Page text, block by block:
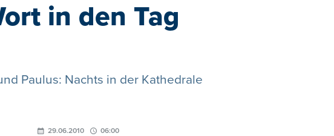
in den Tag
Paulus: Nachts in der Kathedrale
29.06.2010 06:00